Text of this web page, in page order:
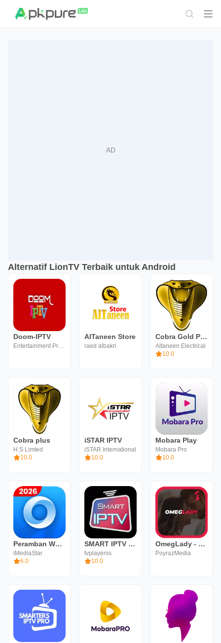
Alternatif LionTV Terbaik untuk Android
Doom-IPTV
Entertainment Programs
AlTaneen Store
raed albakri
Cobra Gold Player
Altaneen Electrical
10.0
Cobra plus
H.S Limted
10.0
iSTAR IPTV
iSTAR International
10.0
Mobara Play
Mobara Pro
10.0
Peramban Web - Cepat & Pribadi
iMediaStar
6.0
SMART IPTV Premium for Smart
tvplayerss
10.0
OmegLady - Chat Roulette
PoyrazMedia